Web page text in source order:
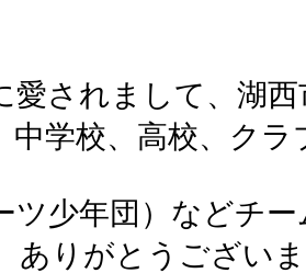
愛されまして、湖
中学校、高校、クラ
ツ少年団）などチ
ありがとうござい